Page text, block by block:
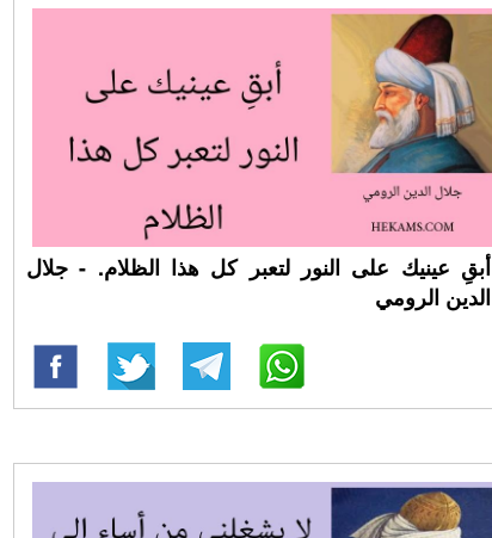
أبقِ عينيك على النور لتعبر كل هذا الظلام. - جلال
الدين الرومي